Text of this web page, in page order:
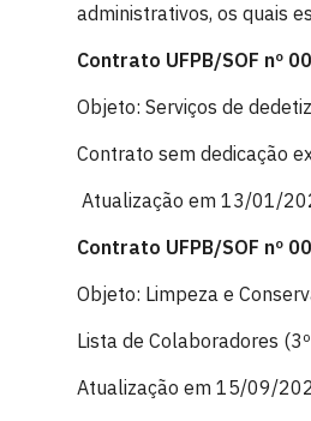
administrativos, os quais
Contrato UFPB/SOF nº
Objeto: Serviços de
Contrato sem dedicação
Atualização em 13/01/
Contrato UFPB/SOF nº
Objeto: Limpeza e
Lista de Colaboradores
Atualização em 15/09/